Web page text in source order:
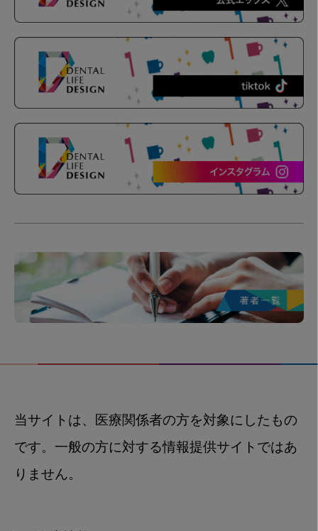
当サイトは、医療関係者の方を対象にしたもの
です。一般の方に対する情報提供サイトではあ
りません。